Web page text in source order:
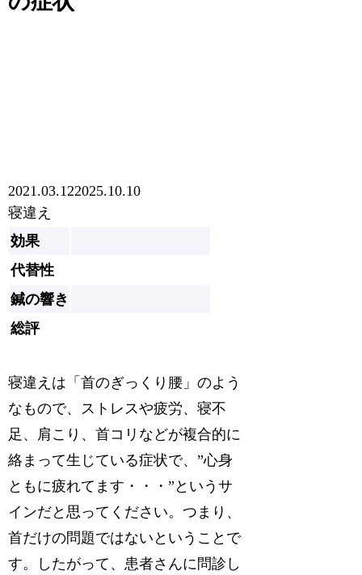
2021.03.122025.10.10
寝違え
効果
代替性
鍼の響き
総評
寝違えは「首のぎっくり腰」のよう
なもので、ストレスや疲労、寝不
足、肩こり、首コリなどが複合的に
絡まって生じている症状で、”心身
ともに疲れてます・・・”というサ
インだと思ってください。つまり、
首だけの問題ではないということで
す。したがって、患者さんに問診し